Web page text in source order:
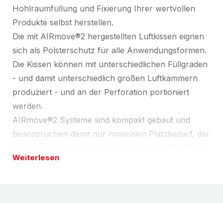
Hohlraumfüllung und Fixierung Ihrer wertvollen
Produkte selbst herstellen.
Die mit AIRmove®2 hergestellten Luftkissen eignen
sich als Polsterschutz für alle Anwendungsformen.
Die Kissen können mit unterschiedlichen Füllgraden
- und damit unterschiedlich großen Luftkammern
produziert - und an der Perforation portioniert
werden.
AIRmove®2 Systeme sind kompakt gebaut und
beanspruchen damit nur minimalen Platzbedarf, der
sind leicht und einfach zu bedienen.
Weiterlesen